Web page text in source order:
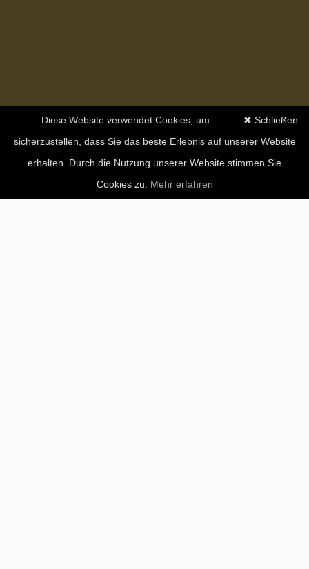
✖ Schließen
Diese Website verwendet Cookies, um
sicherzustellen, dass Sie das beste Erlebnis auf unserer Website
erhalten. Durch die Nutzung unserer Website stimmen Sie
Cookies zu. Mehr erfahren